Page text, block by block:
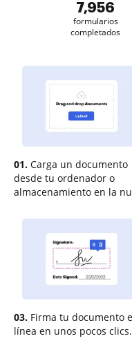
7,957
formularios
completados
01. Carga un documento
desde tu ordenador o
almacenamiento en la
03. Firma tu documento
línea en unos pocos clics.